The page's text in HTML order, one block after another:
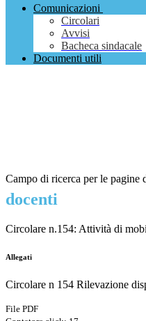
Comunicazioni
Circolari
Avvisi
Bacheca sindacale
Documenti utili
Campo di ricerca per le pagine
docenti
Circolare n.154: Attività di
Allegati
Circolare n 154 Rilevazione
File PDF